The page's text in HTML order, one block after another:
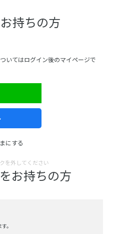
持ちの方
いてはログイン後のマイページで
にする
を外してください
お持ちの方
。